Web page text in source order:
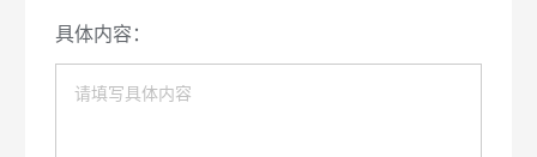
具体内容：